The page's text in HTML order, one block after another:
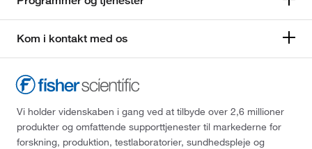
Kom i kontakt med os
Vi holder videnskaben i gang ved at tilbyde over 2,6 millioner
produkter og omfattende supporttjenester til markederne for
forskning, produktion, testlaboratorier, sundhedspleje og